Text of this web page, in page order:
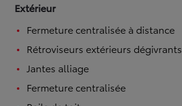
Extérieur
Fermeture centralisée à distance
Rétroviseurs extérieurs dégivrants
Jantes alliage
Fermeture centralisée